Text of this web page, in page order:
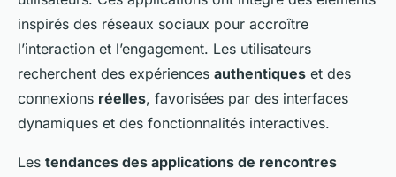
inspirés des réseaux sociaux pour accroître
l’interaction et l’engagement. Les utilisateurs
recherchent des expériences authentiques et des
connexions réelles, favorisées par des interfaces
dynamiques et des fonctionnalités interactives.
Les tendances des applications de rencontres